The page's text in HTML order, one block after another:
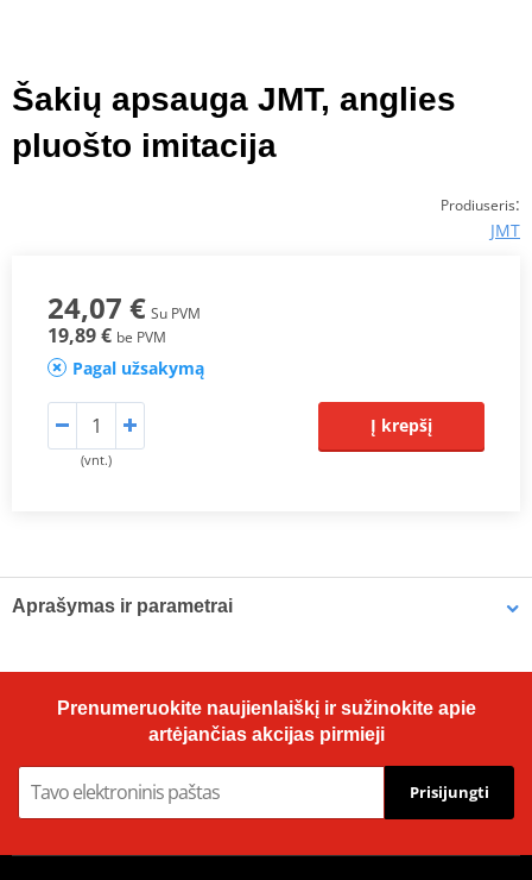
Šakių apsauga JMT, anglies
pluošto imitacija
Prodiuseris:
JMT
24,07 € Su PVM
19,89 € be PVM
Pagal užsakymą
(vnt.)
Į krepšį
Aprašymas ir parametrai
Prenumeruokite naujienlaiškį ir sužinokite apie
artėjančias akcijas pirmieji
Prisijungti